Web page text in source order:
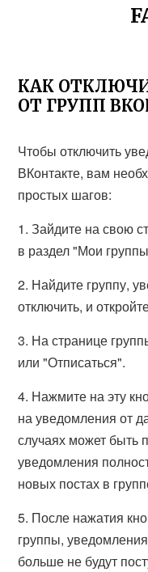
КАК
ОТ ГРУПП
Чтобы отключить
ВКонтакте, вам
простых шагов:
1. Зайдите на свою
в раздел "Мои
2. Найдите группу,
отключить, и
3. На странице
или "Отписаться".
4. Нажмите на эту
на уведомления от
случаях может быть
уведомления
новых постах в
5. После нажатия
группы,
больше не будут